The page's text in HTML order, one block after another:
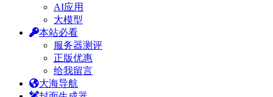
AI应用
大模型
本站必看
服务器测评
正版优惠
给我留言
大海导航